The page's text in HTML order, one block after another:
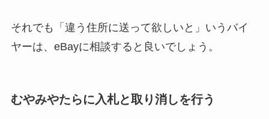
それでも「違う住所に送って欲しいと」いうバイ
ヤーは、eBayに相談すると良いでしょう。
むやみやたらに入札と取り消しを行う